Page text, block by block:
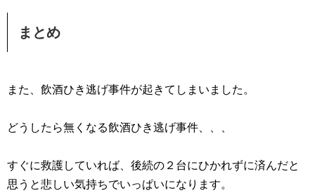
まとめ
また、飲酒ひき逃げ事件が起きてしまいました。
どうしたら無くなる飲酒ひき逃げ事件、、、
すぐに救護していれば、後続の２台にひかれずに済んだと
思うと悲しい気持ちでいっぱいになります。